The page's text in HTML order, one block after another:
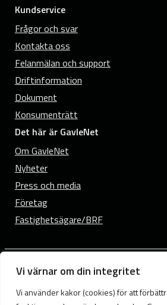
Vi värnar om din integritet
Vi använder kakor (cookies) för att
Kundservice
Frågor och svar
Kontakta oss
Felanmälan och support
Driftinformation
Dokument
Konsumenträtt
Det här är GavleNet
Om GavleNet
Nyheter
Press och media
Företag
Fastighetsägare/BRF
© 2026 GavleNet.
Cookies